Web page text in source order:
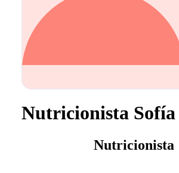
Nutricionista
Nutricionista